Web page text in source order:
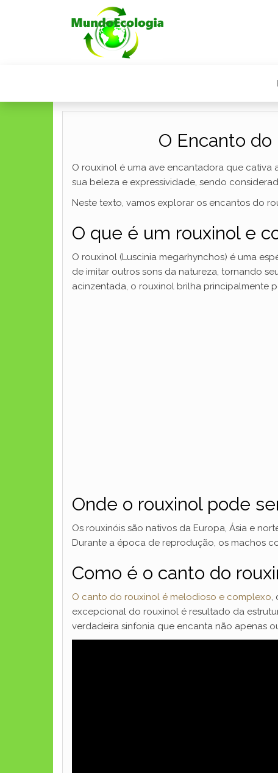
O Encanto do
O rouxinol é uma ave encantadora que
sua beleza e expressividade, sendo
Neste texto, vamos explorar os encantos do
O que é um rouxinol e
O rouxinol (Luscinia megarhynchos) é uma
de imitar outros sons da natureza, tornando
acinzentada, o rouxinol brilha principalmente
Onde o rouxinol pode
Os rouxinóis são nativos da Europa, Ásia e
Durante a época de reprodução, os machos
Como é o canto do
O canto do rouxinol é melodioso e complexo,
excepcional do rouxinol é resultado da
verdadeira sinfonia que encanta não apenas